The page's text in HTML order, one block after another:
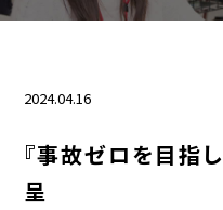
2024.04.16
『事故ゼロを目指
呈